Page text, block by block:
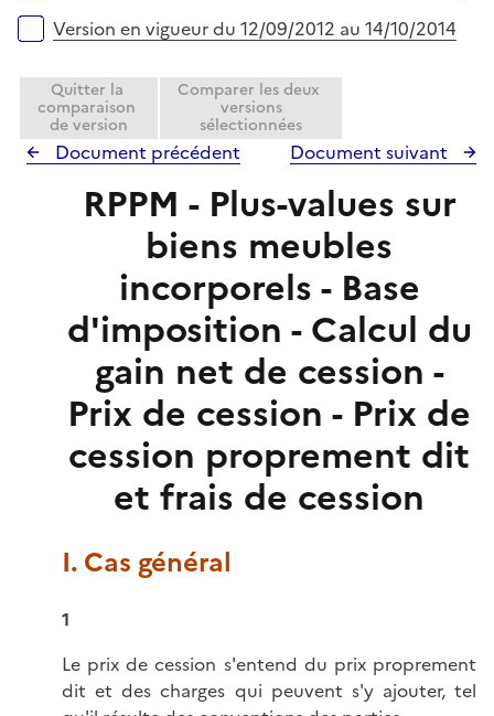
Version en vigueur du 12/09/2012 au 14/10/2014
Quitter la
comparaison
de version
Comparer les deux
versions
sélectionnées
Document précédent Document suivant
RPPM - Plus-values sur
biens meubles
incorporels - Base
d'imposition - Calcul du
gain net de cession -
Prix de cession - Prix de
cession proprement dit
et frais de cession
I. Cas général
1
Le prix de cession s'entend du prix proprement
dit et des charges qui peuvent s'y ajouter, tel